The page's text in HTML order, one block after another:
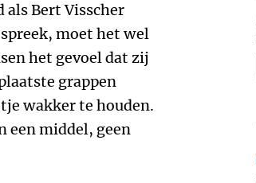
als Bert Visscher
moet het wel
het gevoel dat zij
grappen
wakker te houden.
een middel, geen